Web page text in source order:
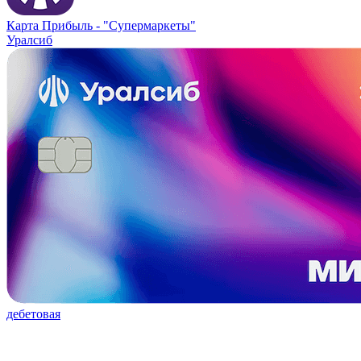
Карта Прибыль - "Супермаркеты"
Уралсиб
дебетовая